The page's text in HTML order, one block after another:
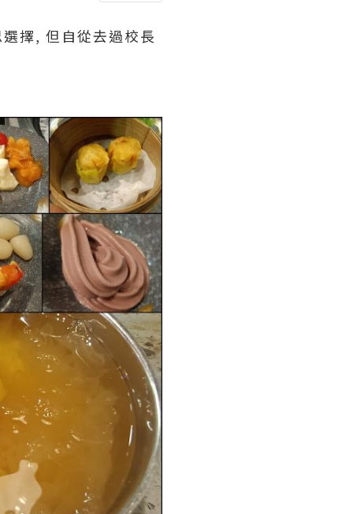
擇, 但自從去過校長